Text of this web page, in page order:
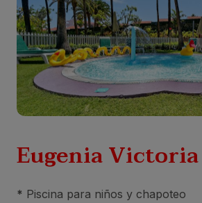
Eugenia Victoria
* Piscina para niños y chapoteo